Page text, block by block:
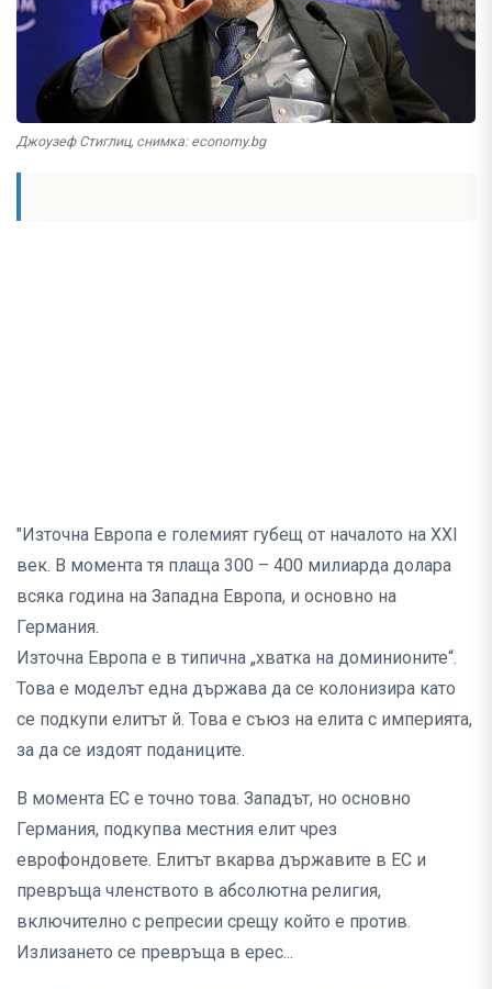
Джоузеф Стиглиц, снимка: economy.bg
"Източна Европа е големият губещ от началото на ХХI
век. В момента тя плаща 300 – 400 милиарда долара
всяка година на Западна Европа, и основно на
Германия.
Източна Европа е в типична „хватка на доминионите“.
Това е моделът една държава да се колонизира като
се подкупи елитът й. Това е съюз на елита с империята,
за да се издоят поданиците.
В момента ЕС е точно това. Западът, но основно
Германия, подкупва местния елит чрез
еврофондовете. Елитът вкарва държавите в ЕС и
превръща членството в абсолютна религия,
включително с репресии срещу който е против.
Излизането се превръща в ерес...